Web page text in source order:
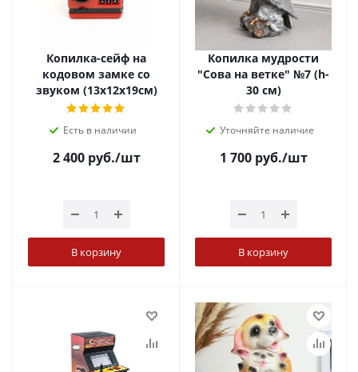
Копилка-сейф на
кодовом замке со
звуком (13х12х19см)
Есть в наличии
2 400руб./шт
В корзину
Копилка мудрости
"Сова на ветке" №7 (h-
30 см)
Уточняйте наличие
1 700руб./шт
В корзину